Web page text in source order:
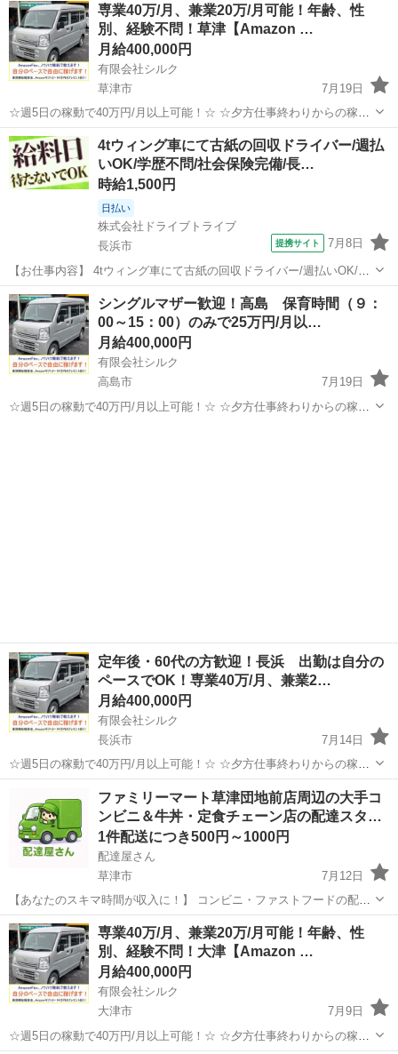
専業40万/月、兼業20万/月可能！年齢、性
別、経験不問！草津【Amazon …
月給400,000円
有限会社シルク
草津市
7月19日
☆週5日の稼動で40万円/月以上可能！☆ ☆夕方仕事終わりからの稼
働、休日の稼動で20万円/月以上可能！☆ ☆雇われない働き方、自由な
スタイルでの働き方を【Amazon Flex】で始めましょう！☆ 個人事業
主とし...
滋賀 草津市 Amazon
4tウィング車にて古紙の回収ドライバー/週払
いOK/学歴不問/社会保険完備/長…
時給1,500円
日払い
株式会社ドライブトライブ
長浜市
提携サイト 7月8日
【お仕事内容】 4tウィング車にて古紙の回収ドライバー/週払いOK/学
歴不問/社会保険完備/長浜市 月収30万円以上！週休2日あり！ 勤務
地： 滋賀県長浜市 4tウィング車にて古紙の回収ドライバー 回収商
品・・・古紙 回収...
滋賀 長浜市 配送
シングルマザー歓迎！高島 保育時間（９：
00～15：00）のみで25万円/月以…
月給400,000円
有限会社シルク
高島市
7月19日
☆週5日の稼動で40万円/月以上可能！☆ ☆夕方仕事終わりからの稼
定年後・60代の方歓迎！長浜 出勤は自分の
ペースでOK！専業40万/月、兼業2…
月給400,000円
有限会社シルク
長浜市
7月14日
☆週5日の稼動で40万円/月以上可能！☆ ☆夕方仕事終わりからの稼
働、休日の稼動で20万円/月以上可能！☆ ☆雇われない働き方、自由な
スタイルでの働き方を【Amazon Flex】で始めましょう！☆ 個人事業
主とし...
Amazon
ファミリーマート草津団地前店周辺の大手コ
ンビニ＆牛丼・定食チェーン店の配達スタ…
1件配送につき500円～1000円
配達屋さん
草津市
7月12日
【あなたのスキマ時間が収入に！】 コンビニ・ファストフードの配達
バイト、始めませんか？ アプリで空いた時間にサクッと配達！ 配達す
るかどうかは、オファーを見てその場で自由に決められます♪
―――――――――― ...
滋賀 草津市 配送 スタッフ
専業40万/月、兼業20万/月可能！年齢、性
別、経験不問！大津【Amazon …
月給400,000円
有限会社シルク
大津市
7月9日
☆週5日の稼動で40万円/月以上可能！☆ ☆夕方仕事終わりからの稼